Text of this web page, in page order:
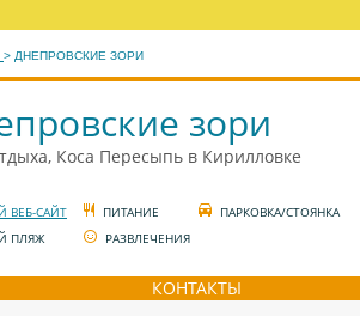
> ДНЕПРОВСКИЕ ЗОРИ
зори
Коса Пересыпь в Кирилловке
ВЕБ-САЙТ ПИТАНИЕ
ПАРКОВКА/СТОЯНКА
ПЛЯЖ
РАЗВЛЕЧЕНИЯ
КОНТАКТЫ